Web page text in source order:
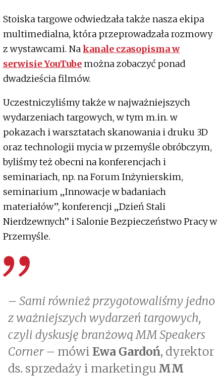
Stoiska targowe odwiedzała także nasza ekipa
multimedialna, która przeprowadzała rozmowy
z wystawcami. Nakanale czasopisma w
serwisie YouTube można zobaczyć ponad
dwadzieścia filmów.
Uczestniczyliśmy także w najważniejszych
wydarzeniach targowych, w tym m.in. w
pokazach i warsztatach skanowania i druku 3D
oraz technologii mycia w przemyśle obróbczym,
byliśmy też obecni na konferencjach i
seminariach, np. na Forum Inżynierskim,
seminarium „Innowacje w badaniach
materiałów”, konferencji „Dzień Stali
Nierdzewnych” i Salonie Bezpieczeństwo Pracy w
Przemyśle.
– Sami również przygotowaliśmy jedno
z ważniejszych wydarzeń targowych,
czyli dyskusję branżową MM Speakers
Corner– mówi Ewa Gardoń, dyrektor
ds. sprzedaży i marketingu MM